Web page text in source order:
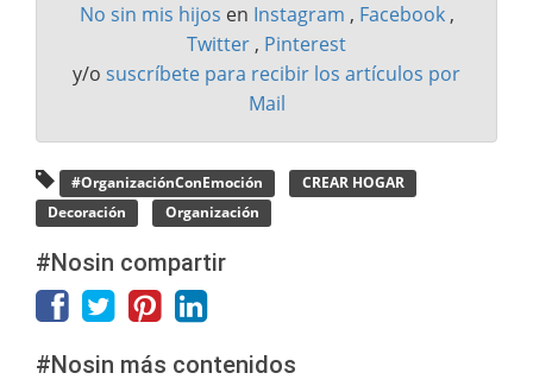
No sin mis hijos en Instagram , Facebook ,
Twitter , Pinterest
y/o suscríbete para recibir los artículos por
Mail
#OrganizaciónConEmoción
CREAR HOGAR
Decoración
Organización
#Nosin compartir
#Nosin más contenidos